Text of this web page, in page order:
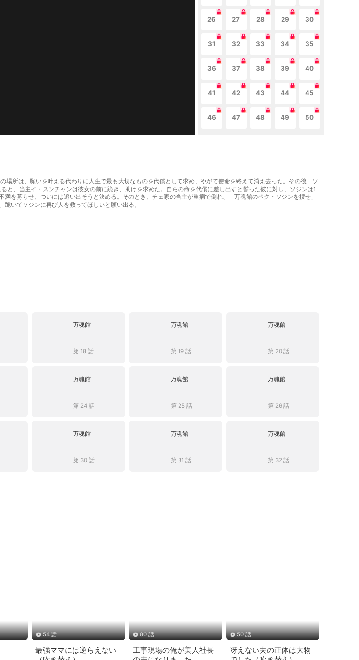
26 27 28 29 30
31 32 33 34 35
36 37 38 39 40
41 42 43 44 45
46 47 48 49 50
所は、願いを叶える代わりに人生で最も大切なものを代償として求め、やがて使命を終えて消え去った。その後、ソ
、当主イ・スンチャンは彼女の前に跪き、助けを求めた。自らの命を代償に差し出すと誓った彼に対し、ソジンは1
を募らせ、ついには追い出そうと決める。そのとき、チェ家の当主が重病で倒れ、「万魂館のペク・ソジンを捜せ」
いてソジンに再び人を救ってほしいと願い出る。
万魂館
第 18 話
万魂館
第 19 話
万魂館
第 20 話
万魂館
第 24 話
万魂館
第 25 話
万魂館
第 26 話
万魂館
第 30 話
万魂館
第 31 話
万魂館
第 32 話
54 話
最強ママには逆らえない
80 話
工事現場の俺が美人社長
50 話
冴えない夫の正体は大物